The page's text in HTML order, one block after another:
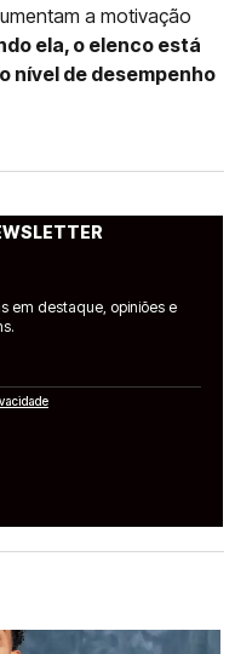
a motivação
ela, o elenco está
nível de desempenho
em destaque, opiniões e